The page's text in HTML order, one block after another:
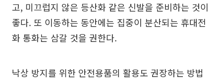
고, 미끄럽지 않은 등산화 같은 신발을 준비하는 것이
좋다. 또 이동하는 동안에는 집중이 분산되는 휴대전
화 통화는 삼갈 것을 권한다.
낙상 방지를 위한 안전용품의 활용도 권장하는 방법